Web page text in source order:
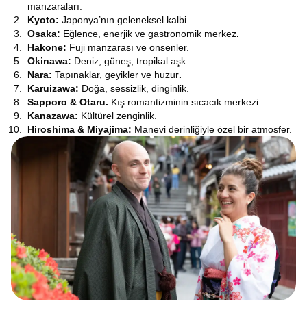
manzaraları.
Kyoto: Japonya’nın geleneksel kalbi.
Osaka: Eğlence, enerjik ve gastronomik merkez.
Hakone: Fuji manzarası ve onsenler.
Okinawa: Deniz, güneş, tropikal aşk.
Nara: Tapınaklar, geyikler ve huzur.
Karuizawa: Doğa, sessizlik, dinginlik.
Sapporo & Otaru. Kış romantizminin sıcacık merkezi.
Kanazawa: Kültürel zenginlik.
Hiroshima & Miyajima: Manevi derinliğiyle özel bir atmosfer.